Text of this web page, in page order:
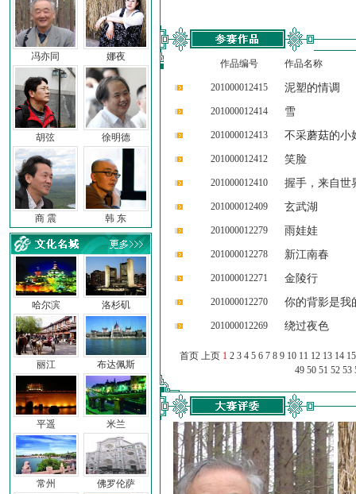
冯亦同 娜夜
胡弦 徐明德
商 震 韩 东
哈尔滨
丽江
平遥
常州
洛杉矶
布达佩斯
米兰
佛罗伦萨
作品编号 作品名称
201000012415 泥塑的情调
201000012414 雪
201000012413 不采蘑菇的小
201000012412 笑脸
201000012410 握手，来自世
201000012409 玄武湖
201000012279 雨娃娃
201000012278 新江南春
201000012271 金陵行
201000012270 你的背影是我
201000012269 绕过夜色
首页 上页 1 2 3 4 5 6 7 8 9 10 11 12 13 14 15
49 50 51 52 53